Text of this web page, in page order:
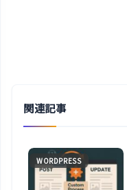
関連記事
WORDPRESS